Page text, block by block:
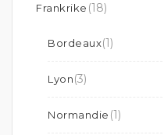
Frankrike (18)
Bordeaux(1)
Lyon(3)
Normandie (1)